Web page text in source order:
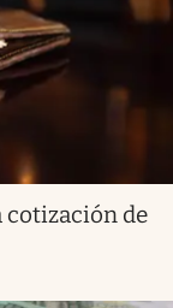
cotización de